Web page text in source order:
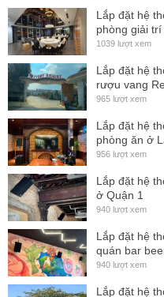
điện thế dải rộng từ 150v-
hiệucông suất đầu ra.
Với khả năng tản nhiệt tốt ic
được tối đacô
ng suất đầu
Công suất U1 DK X-series
tốt đa dạng trong nhiều môi
thanh sạch hơn mạnh hơn
nguồn biến áp.
Với thiết kế nguồn xung
hiệu suất cao giúp tiếng ra
do cộng hưởng từ như
Amplifiers công suất DK có
Lắp đặt hệ
phòng giải
1039 lượt xem
Lắp đặt hệ
rượu vang
965 lượt xem
Lắp đặt hệ
phòng ăn ở
956 lượt xem
Lắp đặt hệ
ở Quận 1
940 lượt xem
Lắp đặt hệ
quán bar
940 lượt xem
Lắp đặt hệ